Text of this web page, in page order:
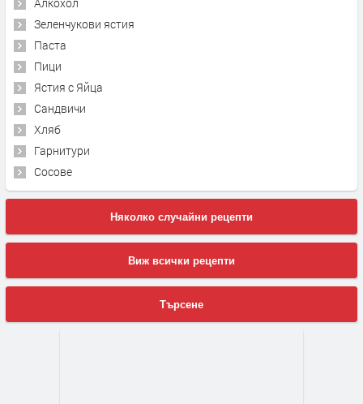
Алкохол
Зеленчукови ястия
Паста
Пици
Ястия с Яйца
Сандвичи
Хляб
Гарнитури
Сосове
Няколко случайни рецепти
Виж всички рецепти
Търсене